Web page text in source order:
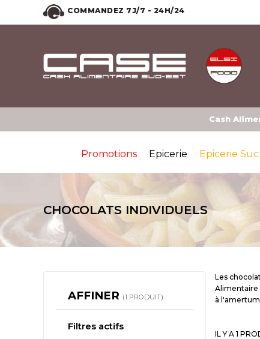
COMMANDEZ 7J/7 - 24H/24
Cash
Promotions Epicerie Epicerie
CHOCOLATS INDIVIDUELS
AFFINER (1 PRODUIT)
Filtres actifs
Les
Alimentaire
à
IL Y A 1